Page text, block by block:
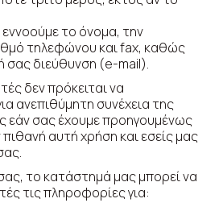
εννοούμε το όνομα, την
τηλεφώνου και fax, καθώς
σας διεύθυνση (e-mail).
δεν πρόκειται να
ανεπιθύμητη συνέχεια της
εάν σας έχουμε προηγουμένως
αυτή χρήση και εσείς μας
το κατάστημά μας μπορεί να
τις πληροφορίες για: